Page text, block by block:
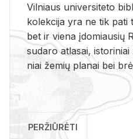
Vil­niaus uni­ver­si­te­to
ko­lek­ci­ja yra ne tik pati
bet ir vie­na įdo­miau­sių
su­da­ro at­la­sai,
niai že­mių pla­nai bei
PERŽIŪRĖTI